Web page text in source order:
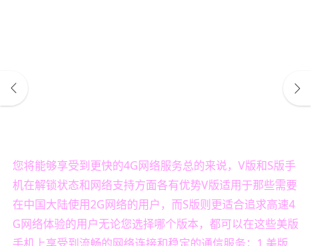
您将能够享受到更快的4G网络服务总的来说，V版和S版手
机在解锁状态和网络支持方面各有优势V版适用于那些需要
在中国大陆使用2G网络的用户，而S版则更适合追求高速4
G网络体验的用户无论您选择哪个版本，都可以在这些美版